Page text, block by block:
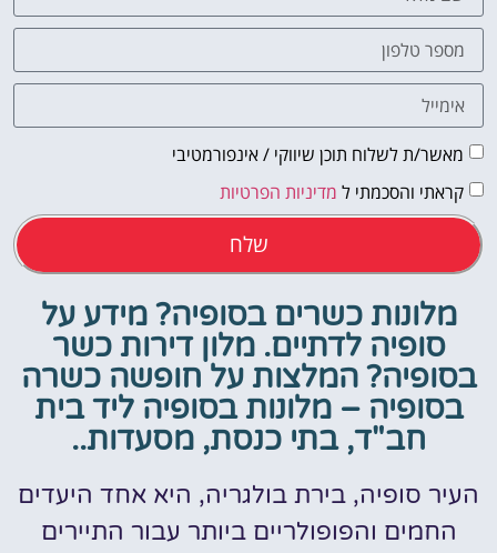
מאשר/ת לשלוח תוכן שיווקי / אינפורמטיבי
קראתי והסכמתי ל מדיניות הפרטיות
שלח
מלונות כשרים בסופיה? מידע על
סופיה לדתיים. מלון דירות כשר
בסופיה? המלצות על חופשה כשרה
בסופיה – מלונות בסופיה ליד בית
חב"ד, בתי כנסת, מסעדות..
העיר סופיה, בירת בולגריה, היא אחד היעדים
החמים והפופולריים ביותר עבור התיירים